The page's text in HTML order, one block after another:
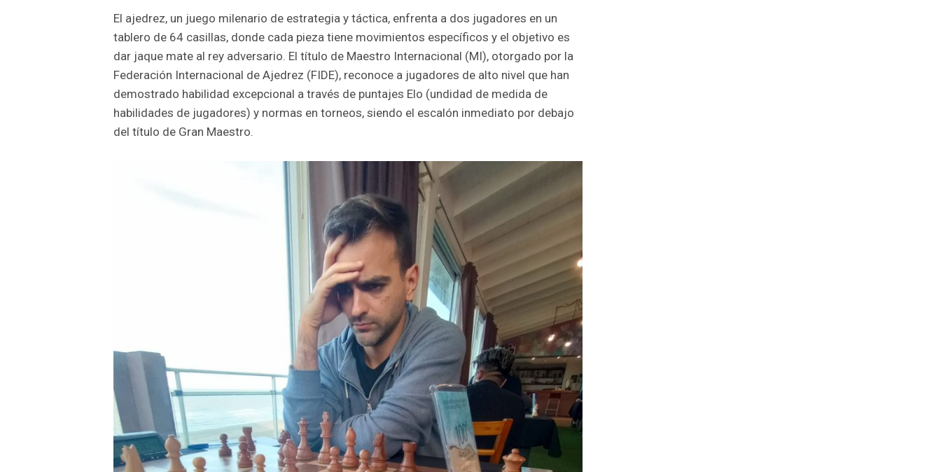
El ajedrez, un juego milenario de estrategia y táctica, enfrenta a dos jugadores en un
tablero de 64 casillas, donde cada pieza tiene movimientos específicos y el objetivo es
dar jaque mate al rey adversario. El título de Maestro Internacional (MI), otorgado por la
Federación Internacional de Ajedrez (FIDE), reconoce a jugadores de alto nivel que han
demostrado habilidad excepcional a través de puntajes Elo (undidad de medida de
habilidades de jugadores) y normas en torneos, siendo el escalón inmediato por debajo
del título de Gran Maestro.